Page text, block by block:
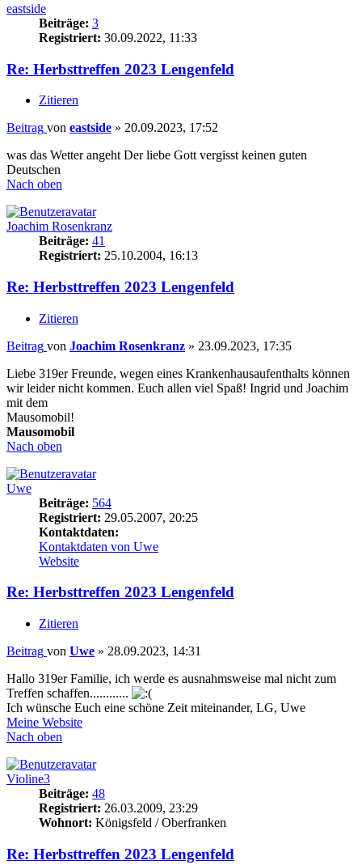
eastside
Beiträge: 3
Registriert: 30.09.2022, 11:33
Re: Herbsttreffen 2023 Lengenfeld
Zitieren
Beitrag von eastside » 20.09.2023, 17:52
was das Wetter angeht Der liebe Gott vergisst keinen guten
Deutschen
Nach oben
Joachim Rosenkranz
Beiträge: 41
Registriert: 25.10.2004, 16:13
Re: Herbsttreffen 2023 Lengenfeld
Zitieren
Beitrag von Joachim Rosenkranz » 23.09.2023, 17:35
Liebe 319er Freunde, wegen eines Krankenhausaufenthalts können
wir leider nicht kommen. Euch allen viel Spaß! Ingrid und Joachim
mit dem
Mausomobil!
Mausomobil
Nach oben
Uwe
Beiträge: 564
Registriert: 29.05.2007, 20:25
Kontaktdaten:
Kontaktdaten von Uwe
Website
Re: Herbsttreffen 2023 Lengenfeld
Zitieren
Beitrag von Uwe » 28.09.2023, 14:31
Hallo 319er Familie, ich werde es ausnahmsweise mal nicht zum
Treffen schaffen............
Ich wünsche Euch eine schöne Zeit miteinander, LG, Uwe
Meine Website
Nach oben
Violine3
Beiträge: 48
Registriert: 26.03.2009, 23:29
Wohnort: Königsfeld / Oberfranken
Re: Herbsttreffen 2023 Lengenfeld